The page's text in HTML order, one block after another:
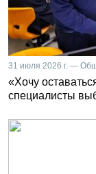
31 июля 2026 г. —
«Хочу
специалисты